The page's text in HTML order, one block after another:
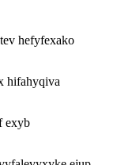
hefyfexako
hifahyqiva
exyb